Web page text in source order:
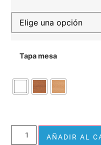
Tapa mesa
AÑADIR AL